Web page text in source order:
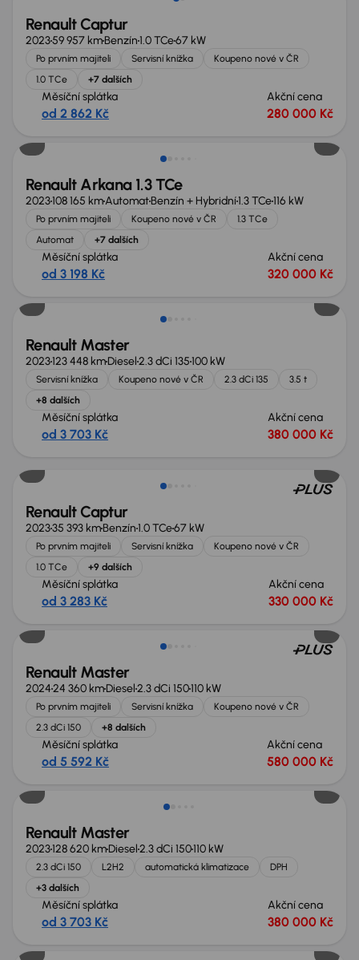
Renault Captur
202359 957 kmBenzín1.0 TCe67 kW
Po prvním majiteli Servisní knížka
Koupeno nové v ČR
1.0 TCe
+7 dalších
Měsíční splátka
od 2 862 Kč
Akční cena
280 000 Kč
Nově v nabídce
Renault Arkana 1.3 TCe
2023108 165 kmAutomatBenzín + Hybridní1.3 TCe116 kW
Po prvním majiteli Koupeno nové v ČR
1.3 TCe
Automat
+7 dalších
Měsíční splátka
od 3 198 Kč
Akční cena
320 000 Kč
Nově v nabídce
Renault Master
2023123 448 kmDiesel2.3 dCi 135100 kW
Servisní knížka Koupeno nové v ČR 2.3 dCi 135
3.5 t
+8 dalších
Měsíční splátka
od 3 703 Kč
Akční cena
380 000 Kč
Renault Captur
202335 393 kmBenzín1.0 TCe67 kW
Po prvním majiteli Servisní knížka
Koupeno nové v ČR
1.0 TCe
+9 dalších
Měsíční splátka
od 3 283 Kč
Akční cena
330 000 Kč
Nově v nabídce
Renault Master
202424 360 kmDiesel2.3 dCi 150110 kW
Po prvním majiteli Servisní knížka
Koupeno nové v ČR
2.3 dCi 150
+8 dalších
Měsíční splátka
od 5 592 Kč
Akční cena
580 000 Kč
Nově v nabídce
Renault Master
2023128 620 kmDiesel2.3 dCi 150110 kW
2.3 dCi 150 L2H2 automatická klimatizace
DPH
+3 dalších
Měsíční splátka
od 3 703 Kč
Akční cena
380 000 Kč
Nově v nabídce